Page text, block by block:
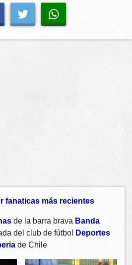
fanaticas más recientes
de la barra brava Banda
del club de fútbol
Deportes
de Chile